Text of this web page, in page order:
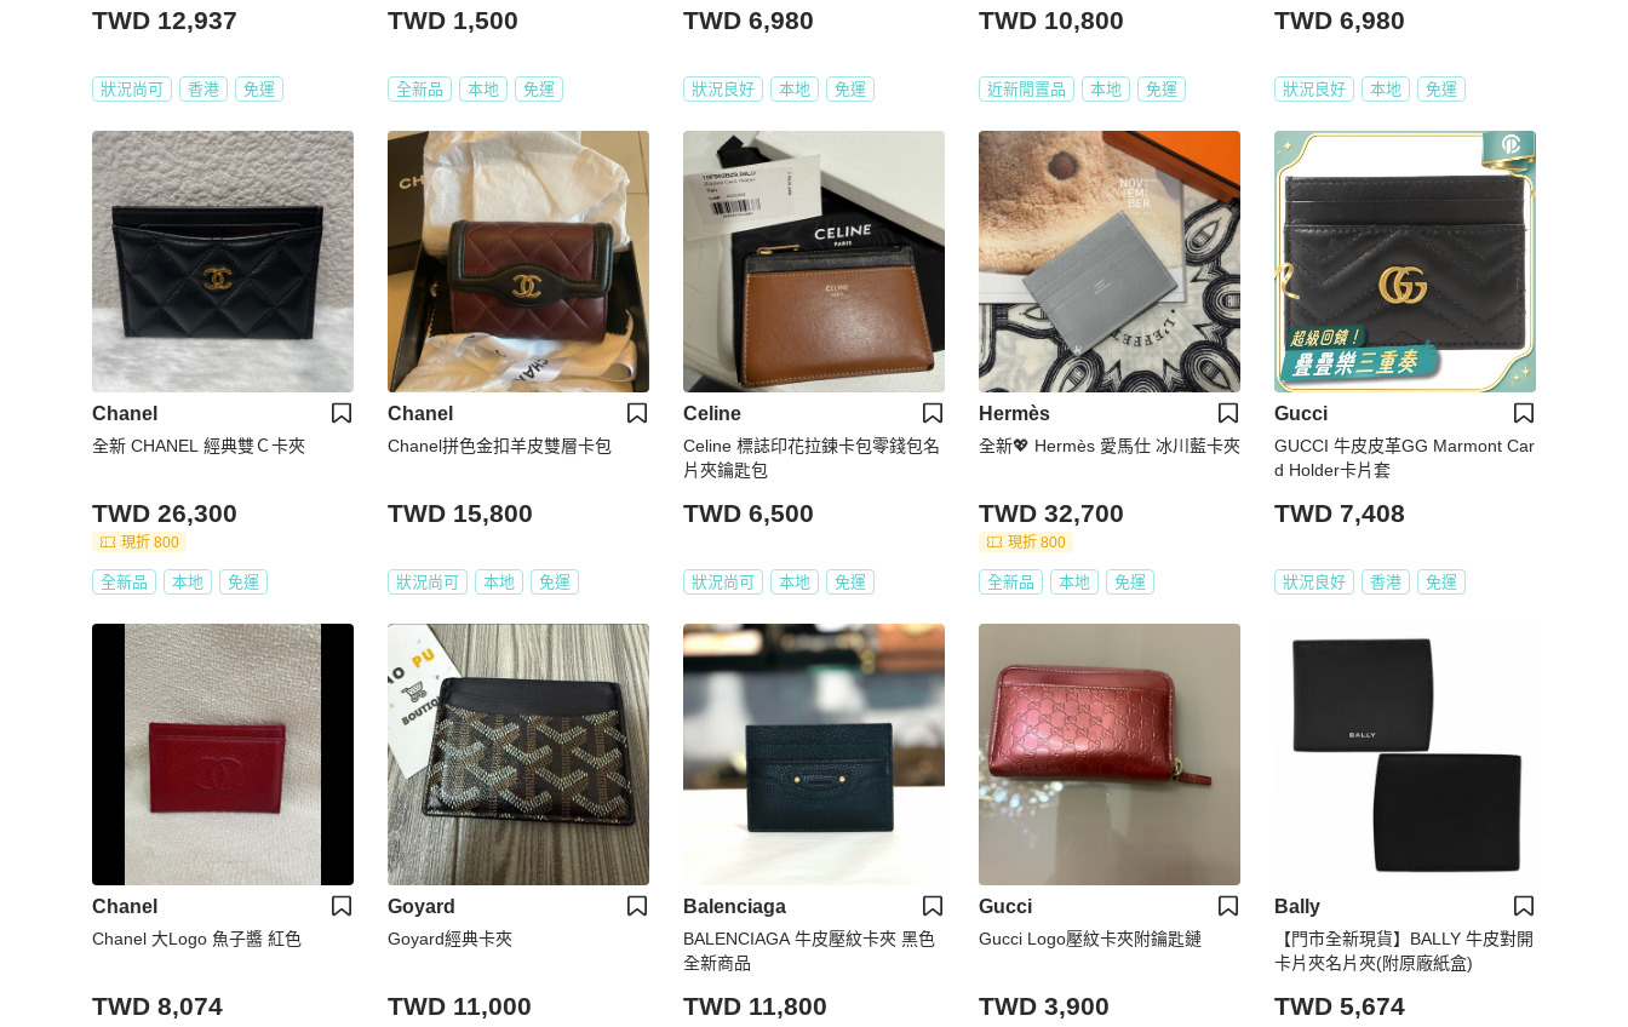
TWD 12,937
狀況尚可 香港 免運
TWD 1,500
全新品 本地 免運
TWD 6,980
狀況良好 本地 免運
TWD 10,800
近新閒置品 本地 免運
TWD 6,980
狀況良好 本地 免運
Chanel
全新 CHANEL 經典雙Ｃ卡夾
TWD 26,300
現折 800
全新品 本地 免運
Chanel
Chanel拼色金扣羊皮雙層卡包
TWD 15,800
狀況尚可 本地 免運
Celine
Celine 標誌印花拉鍊卡包零錢包名
片夾鑰匙包
TWD 6,500
狀況尚可 本地 免運
Hermès
全新💖 Hermès 愛馬仕 冰川藍卡夾
TWD 32,700
現折 800
全新品 本地 免運
Gucci
GUCCI 牛皮皮革GG Marmont Car
d Holder卡片套
TWD 7,408
狀況良好 香港 免運
Chanel
Chanel 大Logo 魚子醬 紅色
TWD 8,074
Goyard
Goyard經典卡夾
TWD 11,000
Balenciaga
BALENCIAGA 牛皮壓紋卡夾 黑色
全新商品
TWD 11,800
Gucci
Gucci Logo壓紋卡夾附鑰匙鏈
TWD 3,900
Bally
【門市全新現貨】BALLY 牛皮對開
卡片夾名片夾(附原廠紙盒)
TWD 5,674